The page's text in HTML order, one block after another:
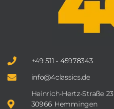
+49 511 - 45978343
info@4classics.de
Heinrich-Hertz-Straße 23
30966 Hemmingen